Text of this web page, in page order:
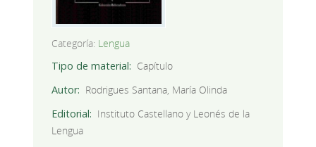
Categoría: Lengua
Tipo de material
Capítulo
Autor
Rodrigues Santana, María Olinda
Editorial
Instituto Castellano y Leonés de la
Lengua